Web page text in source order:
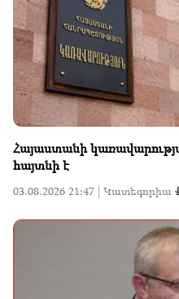
Հայաստանի
հայտնի է
03.08.2026 21:47 | Կատեգորիա